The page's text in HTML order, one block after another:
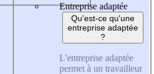
Entreprise adaptée
Qu'est-ce qu'une
entreprise adaptée
?
L'entreprise adaptée
permet à un travailleur